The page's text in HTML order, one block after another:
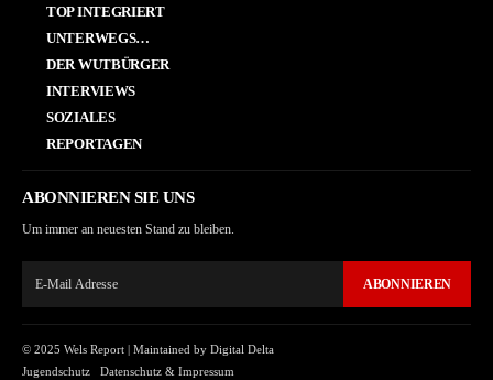
TOP INTEGRIERT
UNTERWEGS…
DER WUTBÜRGER
INTERVIEWS
SOZIALES
REPORTAGEN
ABONNIEREN SIE UNS
Um immer an neuesten Stand zu bleiben.
ABONNIEREN
© 2025 Wels Report | Maintained by Digital Delta
Jugendschutz
Datenschutz & Impressum